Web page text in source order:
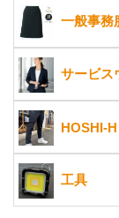
一般事務
サービス
HOSHI-
工具